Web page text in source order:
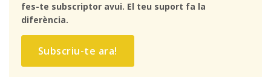
fes-te subscriptor avui. El teu suport fa la
diferència.
Subscriu-te ara!